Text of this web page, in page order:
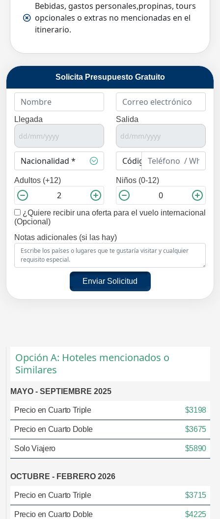
Bebidas, gastos personales,propinas, tours
opcionales o extras no mencionadas en el
itinerario.
Solicita Presupuesto Gratuito
Llegada Salida
Adultos (+12) Niños (0-12)
¿Quiere recibir una oferta para el vuelo internacional
(Opcional)
Notas adicionales (si las hay)
Enviar Solicitud
Opción A: Hoteles mencionados o
Similares
MAYO - SEPTIEMBRE 2025
Precio en Cuarto Triple $3198
Precio en Cuarto Doble $3675
Solo Viajero $5890
OCTUBRE - FEBRERO 2026
Precio en Cuarto Triple $3715
Precio en Cuarto Doble $4225